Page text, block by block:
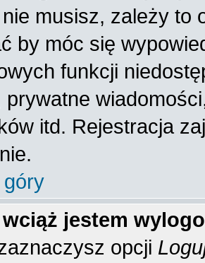
musisz, zależy to
by móc się
funkcji
prywatne
itd. Rejestracja
góry
jestem
opcji